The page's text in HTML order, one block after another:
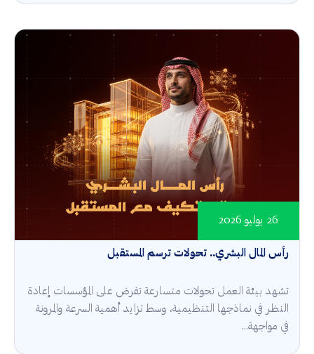
رأس المال البشري.. تحولات ترسم المستقبل
26 يوليو 2026
تشهد بيئة العمل تحولات متسارعة تفرض على المؤسسات إعادة
النظر في نماذجها التنظيمية، وسط تزايد أهمية السرعة والمرونة
في مواجهة...